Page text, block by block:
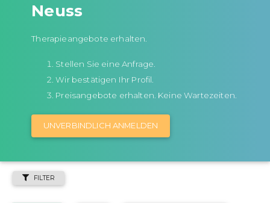
Neuss
Therapieangebote erhalten.
Stellen Sie eine Anfrage.
Wir bestätigen Ihr Profil.
Preisangebote erhalten. Keine Wartezeiten.
UNVERBINDLICH ANMELDEN
FILTER